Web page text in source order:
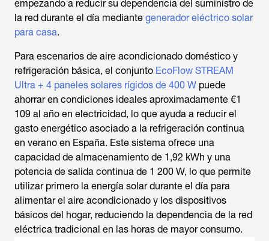
empezando a reducir su dependencia del suministro de
la red durante el día mediante generador eléctrico solar
para casa.
Para escenarios de aire acondicionado doméstico y
refrigeración básica, el conjunto EcoFlow STREAM
Ultra + 4 paneles solares rígidos de 400 W puede
ahorrar en condiciones ideales aproximadamente €1
109 al año en electricidad, lo que ayuda a reducir el
gasto energético asociado a la refrigeración continua
en verano en España. Este sistema ofrece una
capacidad de almacenamiento de 1,92 kWh y una
potencia de salida continua de 1 200 W, lo que permite
utilizar primero la energía solar durante el día para
alimentar el aire acondicionado y los dispositivos
básicos del hogar, reduciendo la dependencia de la red
eléctrica tradicional en las horas de mayor consumo.